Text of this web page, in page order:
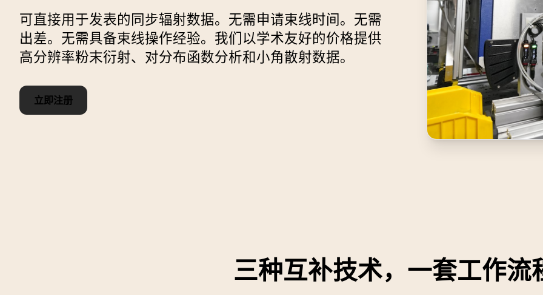
可直接用于发表的同步辐射数据。无需申请束线时间。无需
出差。无需具备束线操作经验。我们以学术友好的价格提供
高分辨率粉末衍射、对分布函数分析和小角散射数据。
立即注册
三种互补技术，一套工作流